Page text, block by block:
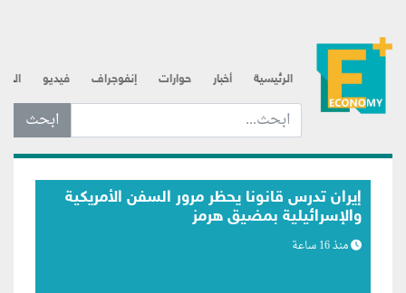
الرئيسية أخبار حوارات إنفوجراف فيديو
ابحث عن... :
بلومبرج: اتصالات متكررة لترامب مع رئيس
الفيدرالي تعكس مساعي لبسط النفوذ
منذ 17 ساعة